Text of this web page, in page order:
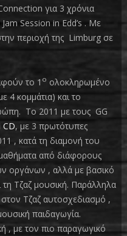
για 3 χρόνια
Session in Edd’s . Με
περιοχή της Limburg σε
το 1 ο ολοκληρωμένο
4 κομμάτια) και το
Το 2011 με τους GG
CD, με 3 πρωτότυπες
, κατά τη διαμονή του
από διάφορους
οργάνων , αλλά με βασικό
τη Τζαζ μουσική. Παράλληλα
Τζαζ αυτοσχεδιασμό ,
παιδαγωγία.
, με τον πιο παραγωγικό